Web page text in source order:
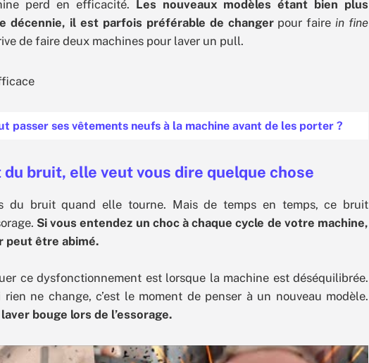
perd en efficacité. Les nouveaux modèles étant bien plus
décennie, il est parfois préférable de changerpour fairein fine
de faire deux machines pour laver un pull.
passer ses vêtements neufs à la machine avant de les porter ?
bruit, elle veut vous dire quelque chose
du bruit quand elle tourne. Mais de temps en temps, ce bruit
Si vous entendez un choc à chaque cycle de votre machine,
peut être abimé.
ce dysfonctionnement est lorsque la machine est déséquilibrée.
ne change, c’est le moment de penser à un nouveau modèle.
bouge lors de l’essorage.